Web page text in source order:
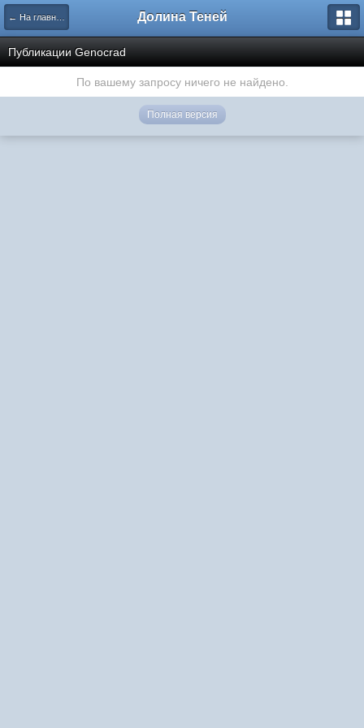
← На главную Долина Теней
Публикации Genocrad
По вашему запросу ничего не найдено.
Полная версия